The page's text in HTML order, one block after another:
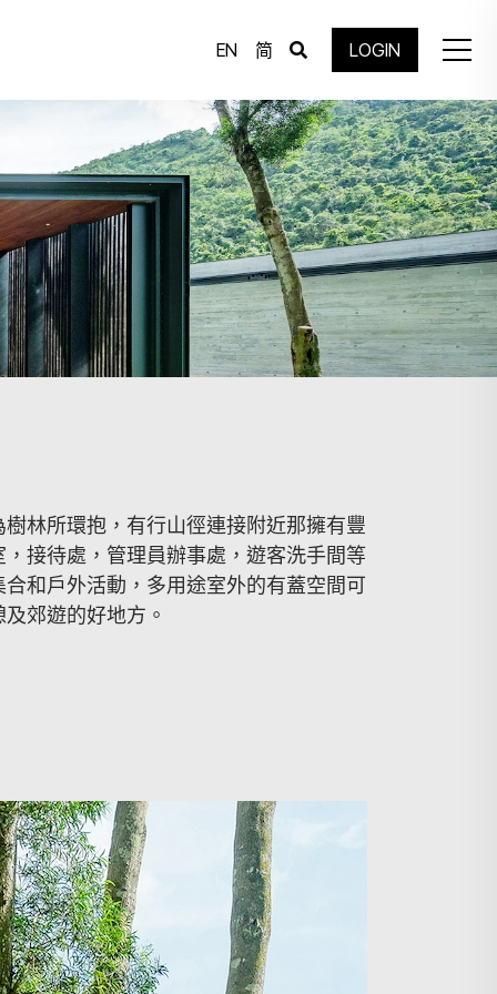
EN 简 LOGIN
林所環抱，有行山徑連接附近那擁有豐
接待處，管理員辦事處，遊客洗手間等
和戶外活動，多用途室外的有蓋空間可
郊遊的好地方。